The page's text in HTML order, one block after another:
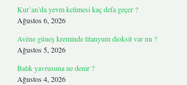
Kur’an’da yevm kelimesi kaç defa geçer ?
Ağustos 6, 2026
Avène güneş kreminde titanyum dioksit var mı ?
Ağustos 5, 2026
Balık yavrusuna ne denir ?
Ağustos 4, 2026